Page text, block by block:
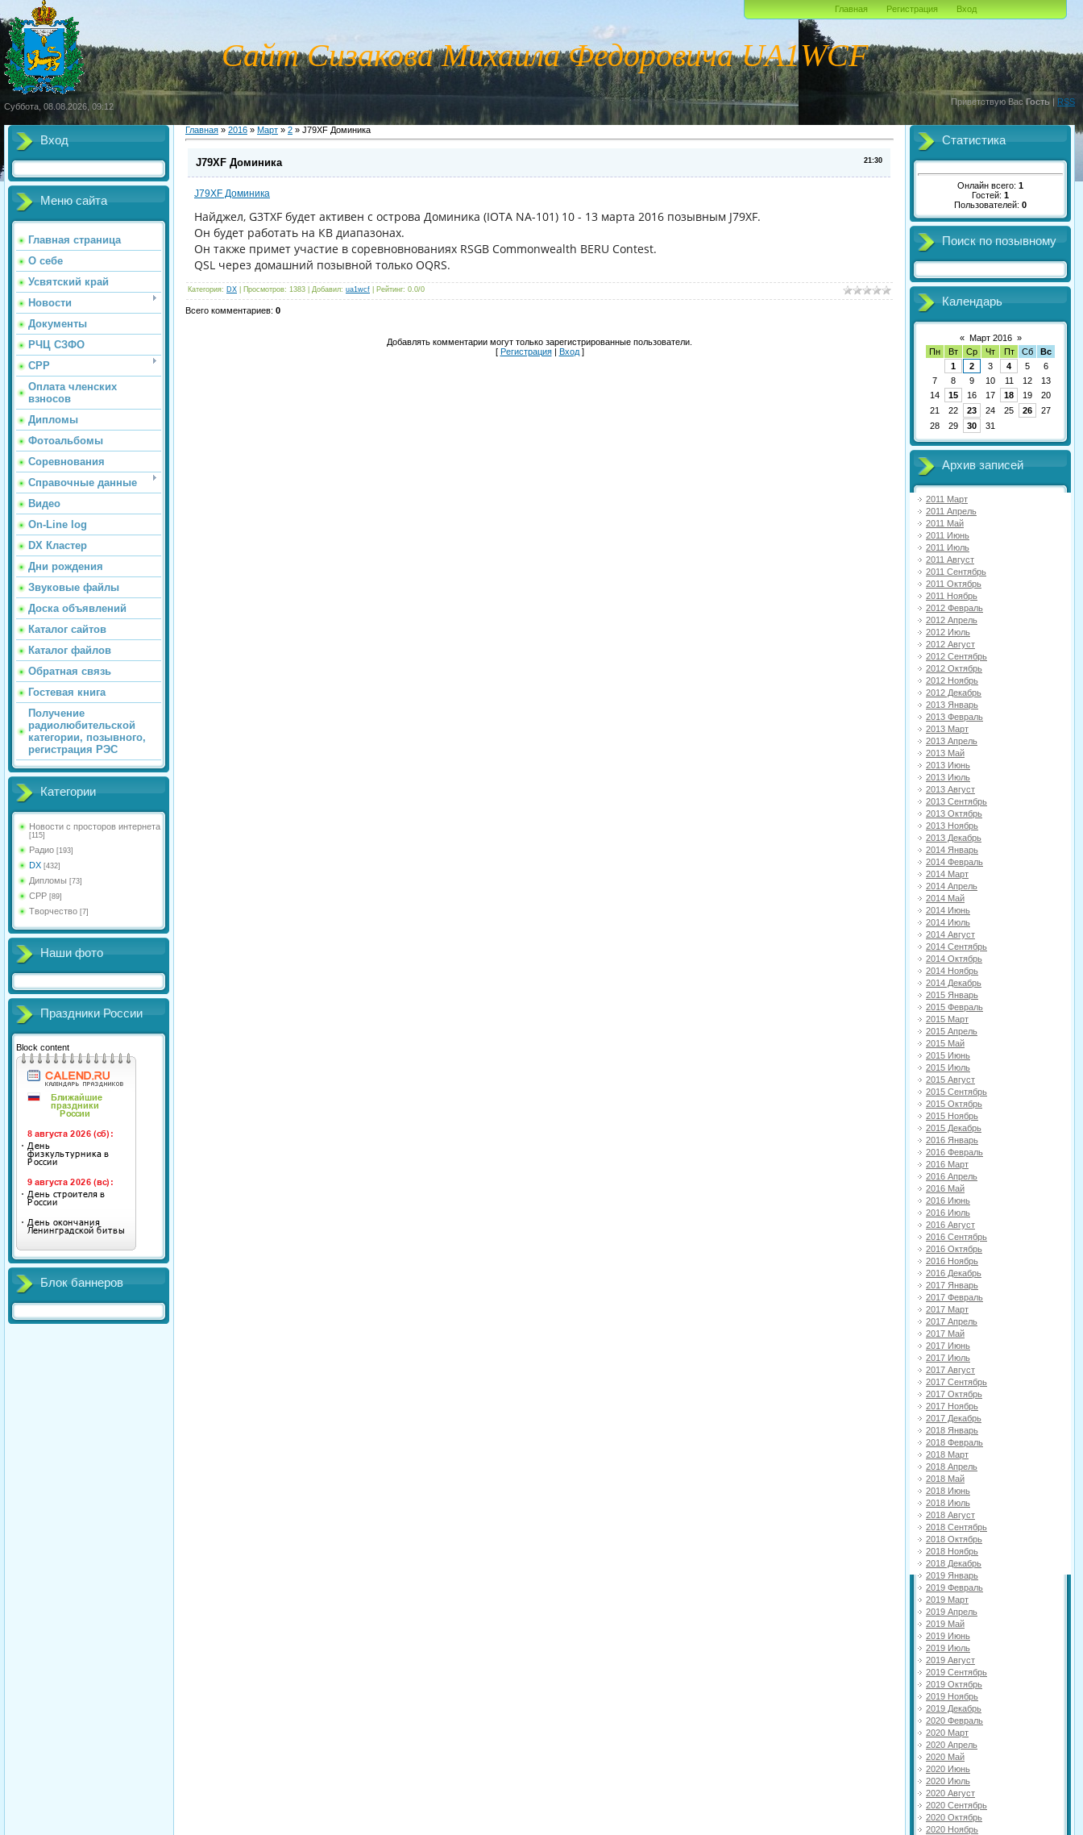
Суббота, 08.08.2026, 09:12 Приветствую Вас Гость | RSS
Сайт Сизакова Михаила Федоровича UA1WCF
Главная Регистрация Вход
Вход
Меню сайта
Главная страница
О себе
Усвятский край
Новости
Документы
РЧЦ СЗФО
СРР
Оплата членских
взносов
Дипломы
Фотоальбомы
Соревнования
Справочные данные
Видео
On-Line log
DX Кластер
Дни рождения
Звуковые файлы
Доска объявлений
Каталог сайтов
Каталог файлов
Обратная связь
Гостевая книга
Получение
радиолюбительской
категории, позывного,
регистрация РЭС
Категории
Новости с просторов интернета
[115]
Радио [193]
DX [432]
Дипломы [73]
СРР [89]
Творчество [7]
Наши фото
Праздники России
Block content
Блок баннеров
Главная » 2016 » Март » 2 » J79XF Доминика
21:30
J79XF Доминика
J79XF Доминика
Найджел, G3TXF будет активен с острова Доминика (IOTA NA-101) 10 - 13 марта 2016 позывным J79XF.
Он будет работать на КВ диапазонах.
Он также примет участие в соревновнованиях RSGB Commonwealth BERU Contest.
QSL через домашний позывной только OQRS.
Категория: DX Просмотров: 1383 | Добавил: ua1wcf Рейтинг: 0.0/0
Всего комментариев: 0
Добавлять комментарии могут только зарегистрированные пользователи.
[ Регистрация| Вход]
Статистика
Онлайн всего: 1
Гостей: 1
Пользователей: 0
Поиск по позывному
Календарь
« Март 2016 »
Пн
Вт Ср Чт Пт Сб
Вс
1
2 3 4 5
6
7
8 9 10 11 12
13
14
15 16 17 18 19
20
21
22 23 24 25 26
27
28
29 30 31
Архив записей
2011 Март
2011 Апрель
2011 Май
2011 Июнь
2011 Июль
2011 Август
2011 Сентябрь
2011 Октябрь
2011 Ноябрь
2012 Февраль
2012 Апрель
2012 Июль
2012 Август
2012 Сентябрь
2012 Октябрь
2012 Ноябрь
2012 Декабрь
2013 Январь
2013 Февраль
2013 Март
2013 Апрель
2013 Май
2013 Июнь
2013 Июль
2013 Август
2013 Сентябрь
2013 Октябрь
2013 Ноябрь
2013 Декабрь
2014 Январь
2014 Февраль
2014 Март
2014 Апрель
2014 Май
2014 Июнь
2014 Июль
2014 Август
2014 Сентябрь
2014 Октябрь
2014 Ноябрь
2014 Декабрь
2015 Январь
2015 Февраль
2015 Март
2015 Апрель
2015 Май
2015 Июнь
2015 Июль
2015 Август
2015 Сентябрь
2015 Октябрь
2015 Ноябрь
2015 Декабрь
2016 Январь
2016 Февраль
2016 Март
2016 Апрель
2016 Май
2016 Июнь
2016 Июль
2016 Август
2016 Сентябрь
2016 Октябрь
2016 Ноябрь
2016 Декабрь
2017 Январь
2017 Февраль
2017 Март
2017 Апрель
2017 Май
2017 Июнь
2017 Июль
2017 Август
2017 Сентябрь
2017 Октябрь
2017 Ноябрь
2017 Декабрь
2018 Январь
2018 Февраль
2018 Март
2018 Апрель
2018 Май
2018 Июнь
2018 Июль
2018 Август
2018 Сентябрь
2018 Октябрь
2018 Ноябрь
2018 Декабрь
2019 Январь
2019 Февраль
2019 Март
2019 Апрель
2019 Май
2019 Июнь
2019 Июль
2019 Август
2019 Сентябрь
2019 Октябрь
2019 Ноябрь
2019 Декабрь
2020 Февраль
2020 Март
2020 Апрель
2020 Май
2020 Июнь
2020 Июль
2020 Август
2020 Сентябрь
2020 Октябрь
2020 Ноябрь